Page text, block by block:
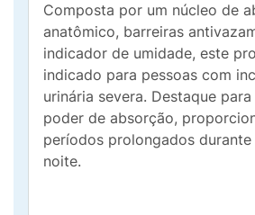
Composta por um núcleo de
anatômico, barreiras
indicador de umidade, este
indicado para pessoas com
urinária severa. Destaque
poder de absorção,
períodos prolongados
noite.